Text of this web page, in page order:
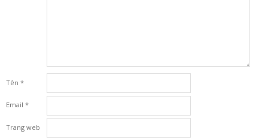
Tên *
Email *
Trang web